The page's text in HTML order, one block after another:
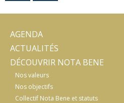
AGENDA
ACTUALITÉS
DÉCOUVRIR NOTA BENE
Nos valeurs
Nos objectifs
Collectif Nota Bene et statuts